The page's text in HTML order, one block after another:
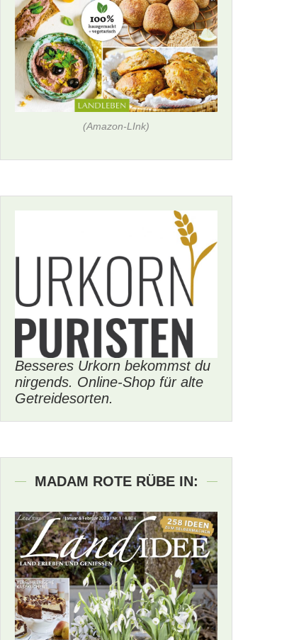
(Amazon-LInk)
Besseres Urkorn bekommst du
nirgends. Online-Shop für alte
Getreidesorten.
MADAM ROTE RÜBE IN: